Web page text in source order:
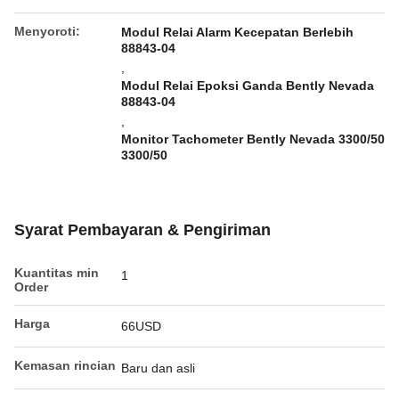
Menyoroti:
Modul Relai Alarm Kecepatan Berlebih
88843-04
Modul Relai Epoksi Ganda Bently Nevada
88843-04
Monitor Tachometer Bently Nevada 3300/50
3300/50
Syarat Pembayaran & Pengiriman
Kuantitas min
Order
1
Harga 66USD
Kemasan rincian Baru dan asli